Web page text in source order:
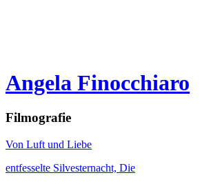
Angela Finocchiaro
Filmografie
Von Luft und Liebe
entfesselte Silvesternacht, Die